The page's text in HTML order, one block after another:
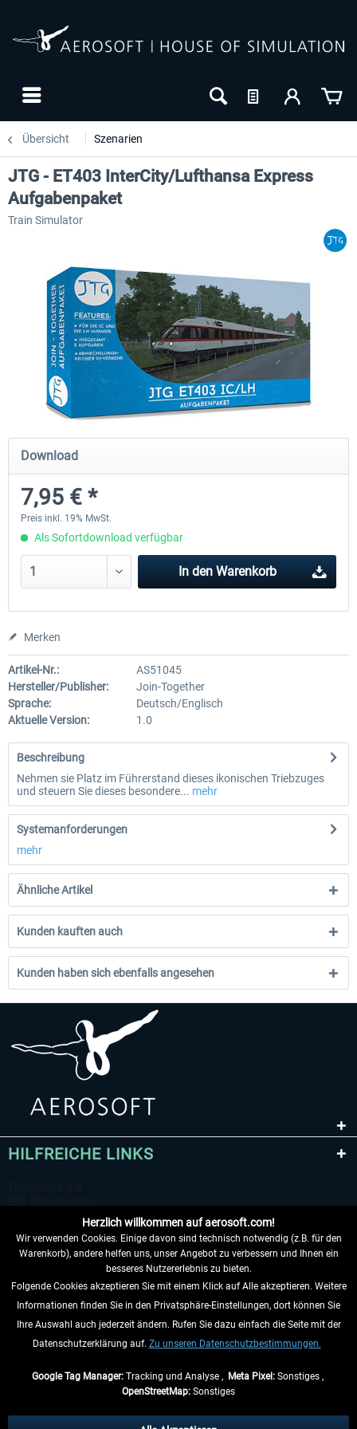
Übersicht Szenarien
Just Trains - U-Bahn Hamburg U1 &
U3
JTG - ET403 InterCity/Lufthansa Express
Aufgabenpaket
Train Simulator
Download
7,95 € *
Preis inkl. 19% MwSt.
Als Sofortdownload verfügbar
In den Warenkorb
Merken
Artikel-Nr.:
AS51045
Hersteller/Publisher:
Join-Together
Sprache:
Deutsch/Englisch
Aktuelle Version:
1.0
Beschreibung
Nehmen sie Platz im Führerstand dieses ikonischen Triebzuges
und steuern Sie dieses besondere... mehr
Systemanforderungen
mehr
Ähnliche Artikel
Kunden kauften auch
Kunden haben sich ebenfalls angesehen
HILFREICHE LINKS
VERTRAG WIDERRUFEN
INFORMATIONEN
Herzlich willkommen auf aerosoft.com!
Wir verwenden Cookies. Einige davon sind technisch notwendig (z.B. für den
Warenkorb), andere helfen uns, unser Angebot zu verbessern und Ihnen ein
besseres Nutzererlebnis zu bieten.
Folgende Cookies akzeptieren Sie mit einem Klick auf Alle akzeptieren. Weitere
Informationen finden Sie in den Privatsphäre-Einstellungen, dort können Sie
Ihre Auswahl auch jederzeit ändern. Rufen Sie dazu einfach die Seite mit der
Datenschutzerklärung auf. Zu unseren Datenschutzbestimmungen.
Google Tag Manager:Tracking und Analyse , Meta Pixel:Sonstiges ,
OpenStreetMap: Sonstiges